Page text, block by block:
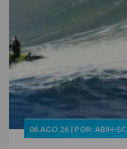
06.AGO.26 | POR: ABIH-SC